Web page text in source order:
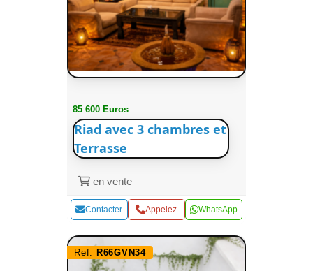
85 600 Euros
Riad avec 3 chambres et
Terrasse
en vente
Contacter Appelez WhatsApp
Ref: R66GVN34